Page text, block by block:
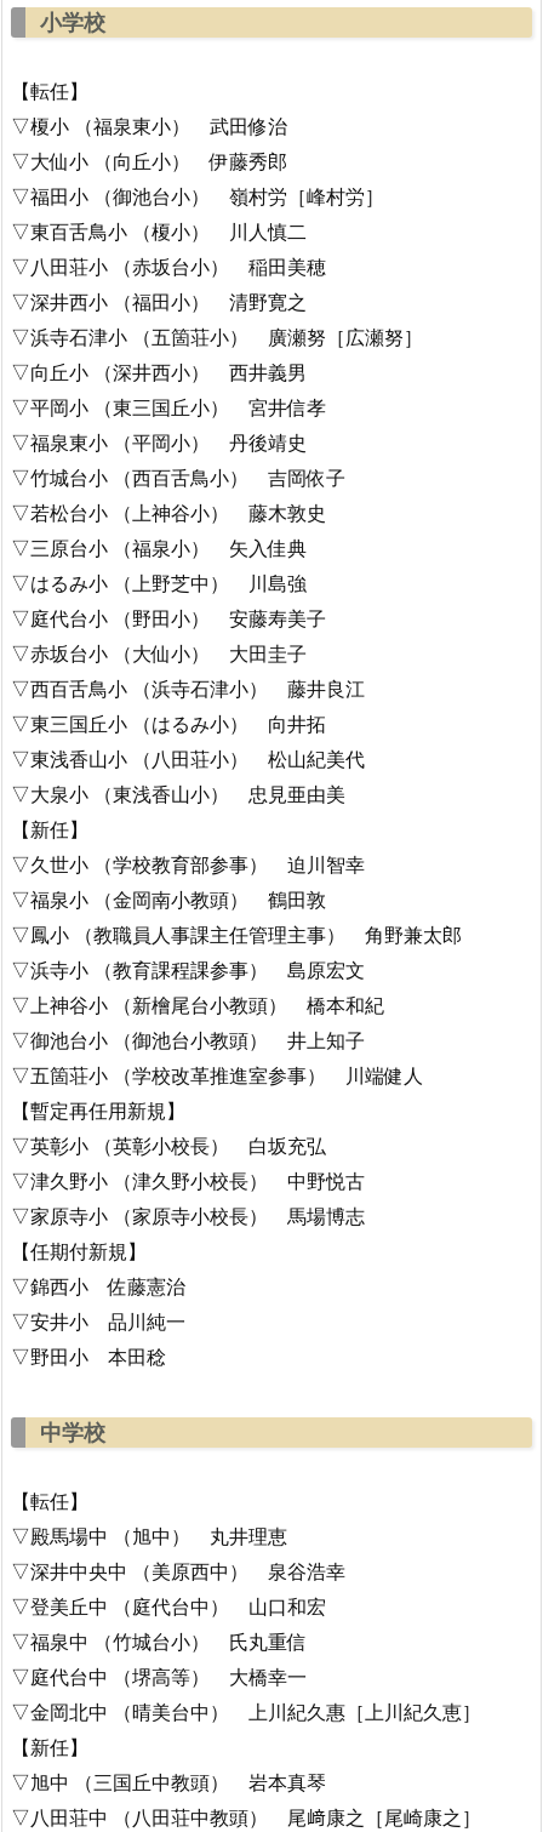
小学校
【転任】
▽榎小 （福泉東小） 武田修治
▽大仙小 （向丘小） 伊藤秀郎
▽福田小 （御池台小） 嶺村労［峰村労］
▽東百舌鳥小 （榎小） 川人慎二
▽八田荘小 （赤坂台小） 稲田美穂
▽深井西小 （福田小） 清野寛之
▽浜寺石津小 （五箇荘小） 廣瀬努［広瀬努］
▽向丘小 （深井西小） 西井義男
▽平岡小 （東三国丘小） 宮井信孝
▽福泉東小 （平岡小） 丹後靖史
▽竹城台小 （西百舌鳥小） 吉岡依子
▽若松台小 （上神谷小） 藤木敦史
▽三原台小 （福泉小） 矢入佳典
▽はるみ小 （上野芝中） 川島強
▽庭代台小 （野田小） 安藤寿美子
▽赤坂台小 （大仙小） 大田圭子
▽西百舌鳥小 （浜寺石津小） 藤井良江
▽東三国丘小 （はるみ小） 向井拓
▽東浅香山小 （八田荘小） 松山紀美代
▽大泉小 （東浅香山小） 忠見亜由美
【新任】
▽久世小 （学校教育部参事） 迫川智幸
▽福泉小 （金岡南小教頭） 鶴田敦
▽鳳小 （教職員人事課主任管理主事） 角野兼太郎
▽浜寺小 （教育課程課参事） 島原宏文
▽上神谷小 （新檜尾台小教頭） 橋本和紀
▽御池台小 （御池台小教頭） 井上知子
▽五箇荘小 （学校改革推進室参事） 川端健人
【暫定再任用新規】
▽英彰小 （英彰小校長） 白坂充弘
▽津久野小 （津久野小校長） 中野悦古
▽家原寺小 （家原寺小校長） 馬場博志
【任期付新規】
▽錦西小 佐藤憲治
▽安井小 品川純一
▽野田小 本田稔
中学校
【転任】
▽殿馬場中 （旭中） 丸井理恵
▽深井中央中 （美原西中） 泉谷浩幸
▽登美丘中 （庭代台中） 山口和宏
▽福泉中 （竹城台小） 氏丸重信
▽庭代台中 （堺高等） 大橋幸一
▽金岡北中 （晴美台中） 上川紀久惠［上川紀久恵］
【新任】
▽旭中 （三国丘中教頭） 岩本真琴
▽八田荘中 （八田荘中教頭） 尾﨑康之［尾崎康之］